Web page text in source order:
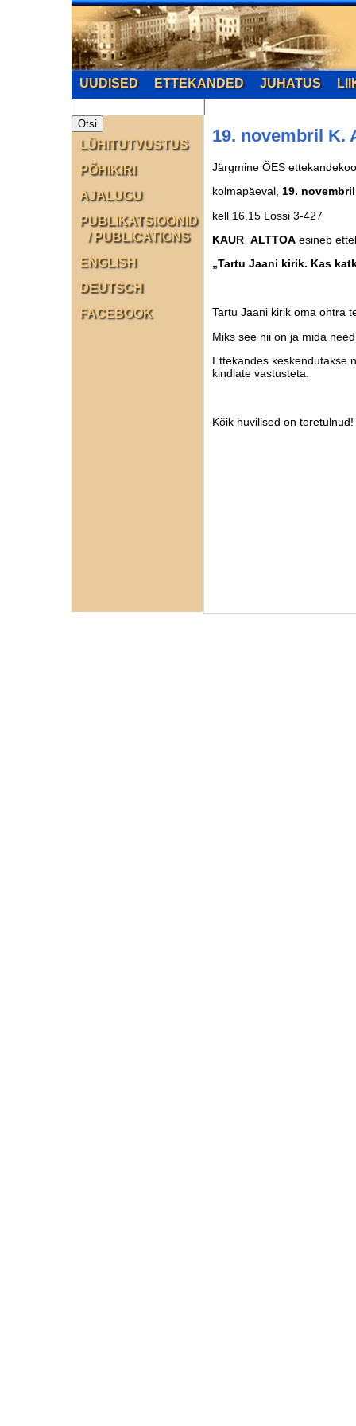
UUDISED ETTEKANDED JUHATUS
19. novembril K.
Järgmine ÕES
kolmapäeval, 19. novembril
kell 16.15 Lossi 3-427
KAUR ALTTOA esineb
„Tartu Jaani kirik. Kas
Tartu Jaani kirik oma ohtra
Miks see nii on ja mida
Ettekandes keskendutakse
kindlate vastusteta.
Kõik huvilised on teretulnud!
LÜHITUTVUSTUS
PÕHIKIRI
AJALUGU
PUBLIKATSIOONID
/ PUBLICATIONS
ENGLISH
DEUTSCH
FACEBOOK